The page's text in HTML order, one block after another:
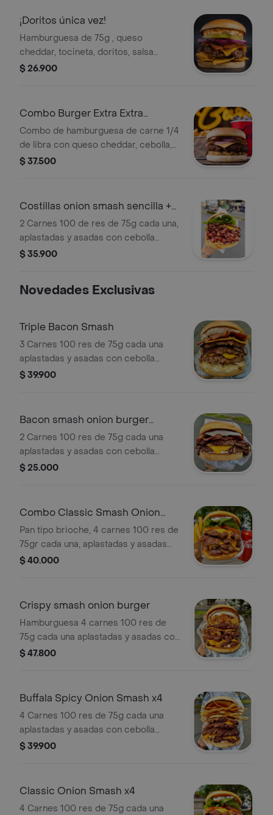
¡Doritos única vez!
Hamburguesa de 75g , queso
cheddar, tocineta, doritos, salsa
cheddar, cebolla, tomate, lechuga y
$ 26.900
Combo Burger Extra Extra
Tocineta
Combo de hamburguesa de carne 1/4
de libra con queso cheddar, cebolla,
pepinillos, papas chip y bebida a
$ 37.500
Costillas onion smash sencilla +
papas
2 Carnes 100 de res de 75g cada una,
aplastadas y asadas con cebolla
blanca, queso cheddar, costillas bbq y
$ 35.900
Novedades Exclusivas
Triple Bacon Smash
3 Carnes 100 res de 75g cada una
aplastadas y asadas con cebolla
blanca, 2 quesos cheddar, tocineta
$ 39.900
Bacon smash onion burger
sencilla
2 Carnes 100 res de 75g cada una
aplastadas y asadas con cebolla
blanca, 2 quesos cheddar, tocineta
$ 25.000
Combo Classic Smash Onion
Burguer
Pan tipo brioche, 4 carnes 100 res de
75gr cada una, aplastadas y asadas
con cebolla blanca, 2 quesos cheddar,
bebida a elección.
$ 40.000
Crispy smash onion burger
Hamburguesa 4 carnes 100 res de
75g cada una aplastadas y asadas con
cebolla blanca, 2 quesos cheddar,
$ 47.800
Buffala Spicy Onion Smash x4
4 Carnes 100 res de 75g cada una
aplastadas y asadas con cebolla
blanca, 2 quesos cheddar, totopos de
$ 39.900
Classic Onion Smash x4
4 Carnes 100 res de 75g cada una